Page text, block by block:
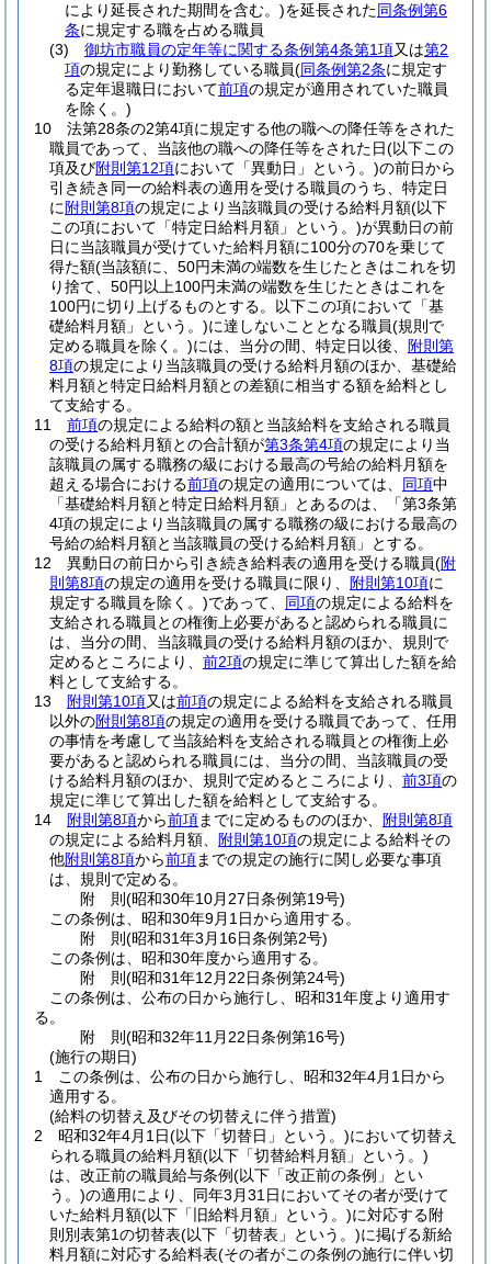
により延長された期間を含む。)を延長された同条例第6
条に規定する職を占める職員
(3)
御坊市職員の定年等に関する条例第4条第1項又は第2
項の規定により勤務している職員(同条例第2条に規定す
る定年退職日において前項の規定が適用されていた職員
を除く。)
10
法第28条の2第4項に規定する他の職への降任等をされた
職員であって、当該他の職への降任等をされた日(以下この
項及び附則第12項において「異動日」という。)の前日から
引き続き同一の給料表の適用を受ける職員のうち、特定日
に 附則第8項の規定により当該職員の受ける給料月額(以下
この項において「特定日給料月額」という。)が異動日の前
日に当該職員が受けていた給料月額に100分の70を乗じて
得た額(当該額に、50円未満の端数を生じたときはこれを切
り捨て、50円以上100円未満の端数を生じたときはこれを
100円に切り上げるものとする。以下この項において「基
礎給料月額」という。)に達しないこととなる職員(規則で
定める職員を除く。)には、当分の間、特定日以後、
附則第
8項の規定により当該職員の受ける給料月額のほか、基礎給
料月額と特定日給料月額との差額に相当する額を給料とし
て支給する。
11
前項の規定による給料の額と当該給料を支給される職員
の受ける給料月額との合計額が第3条第4項の規定により当
該職員の属する職務の級における最高の号給の給料月額を
超える場合における前項の規定の適用については、 同項中
「基礎給料月額と特定日給料月額」とあるのは、「第3条第
4項の規定により当該職員の属する職務の級における最高の
号給の給料月額と当該職員の受ける給料月額」とする。
12
異動日の前日から引き続き給料表の適用を受ける職員(附
則第8項の規定の適用を受ける職員に限り、 附則第10項に
規定する職員を除く。)であって、 同項の規定による給料を
支給される職員との権衡上必要があると認められる職員に
は、当分の間、当該職員の受ける給料月額のほか、規則で
定めるところにより、 前2項の規定に準じて算出した額を給
料として支給する。
13
附則第10項又は前項の規定による給料を支給される職員
以外の附則第8項の規定の適用を受ける職員であって、任用
の事情を考慮して当該給料を支給される職員との権衡上必
要があると認められる職員には、当分の間、当該職員の受
ける給料月額のほか、規則で定めるところにより、 前3項の
規定に準じて算出した額を給料として支給する。
14
附則第8項から前項までに定めるもののほか、
附則第8項
の規定による給料月額、
附則第10項の規定による給料その
他附則第8項から前項までの規定の施行に関し必要な事項
は、規則で定める。
附 則(昭和30年10月27日条例第19号)
この条例は、昭和30年9月1日から適用する。
附 則(昭和31年3月16日条例第2号)
この条例は、昭和30年度から適用する。
附 則(昭和31年12月22日条例第24号)
この条例は、公布の日から施行し、昭和31年度より適用す
る。
附 則(昭和32年11月22日条例第16号)
(施行の期日)
1
この条例は、公布の日から施行し、昭和32年4月1日から
適用する。
(給料の切替え及びその切替えに伴う措置)
2
昭和32年4月1日(以下「切替日」という。)において切替え
られる職員の給料月額(以下「切替給料月額」という。)
は、改正前の職員給与条例(以下「改正前の条例」とい
う。)の適用により、同年3月31日においてその者が受けて
いた給料月額(以下「旧給料月額」という。)に対応する附
則別表第1の切替表(以下「切替表」という。)に掲げる新給
料月額に対応する給料表(その者がこの条例の施行に伴い切